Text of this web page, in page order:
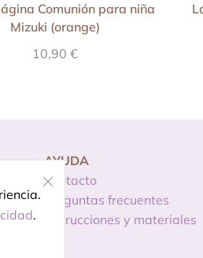
Comunión para niña
Mizuki (orange)
10,90 €
.
AYUDA
Contacto
Preguntas frecuentes
Instrucciones y materiales